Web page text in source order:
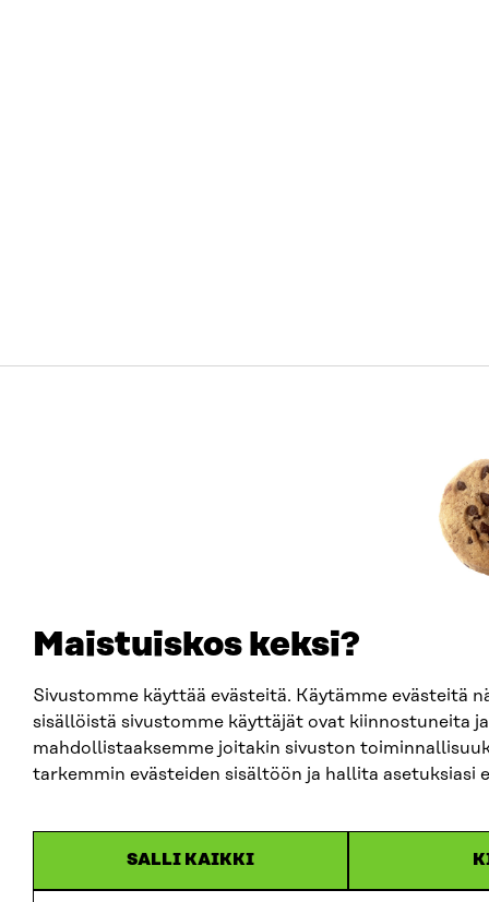
Maistuiskos keksi?
Sivustomme käyttää evästeitä. Käytämme evästeitä
sisällöistä sivustomme käyttäjät ovat kiinnostuneita ja
mahdollistaaksemme joitakin sivuston
tarkemmin evästeiden sisältöön ja hallita asetuksiasi
SALLI KAIKKI